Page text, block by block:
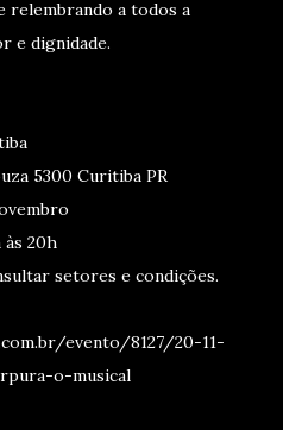
relembrando a todos a
amor e dignidade.
5300 Curitiba PR
às 20h
setores e condições.
evento/8127/20-11-
o-musical